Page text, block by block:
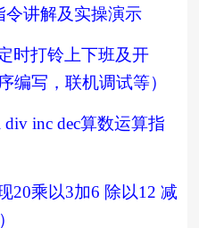
令讲解及实操演示
时打铃上下班及开
编写，联机调试等）
inc dec算数运算指
20乘以3加6 除以12减